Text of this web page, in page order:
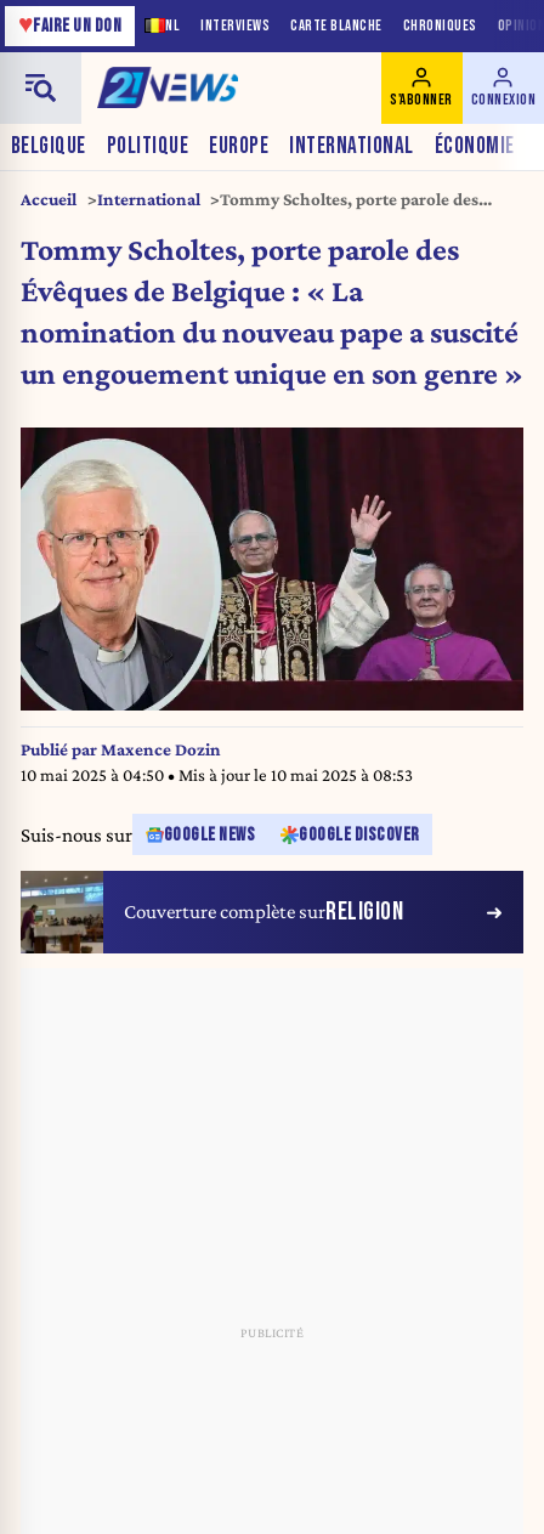
NL INTERVIEWS CARTE BLANCHE CHRONIQUES
♥FAIRE UN DON
BELGIQUE POLITIQUE EUROPE INTERNATIONAL ÉCONOMIE
S'ABONNER CONNEXION
Accueil International
Tommy Scholtes, porte parole des
du nouveau pape a suscité un
Tommy Scholtes, porte parole des
Évêques de Belgique : « La
nomination du nouveau pape a suscité
un engouement unique en son genre »
Publié parMaxence Dozin
10 mai 2025 à 04:50• Mis à jour le 10 mai 2025 à 08:53
Suis-nous sur GOOGLE NEWS GOOGLE DISCOVER
Couverture complète surRELIGION